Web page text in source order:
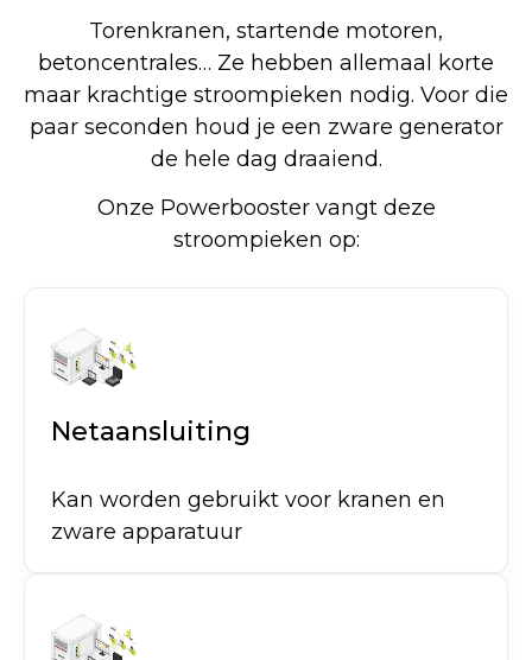
Torenkranen, startende motoren,
betoncentrales… Ze hebben allemaal korte
maar krachtige stroompieken nodig. Voor die
paar seconden houd je een zware generator
de hele dag draaiend.
Onze Powerbooster vangt deze
stroompieken op:
Netaansluiting
Kan worden gebruikt voor kranen en
zware apparatuur